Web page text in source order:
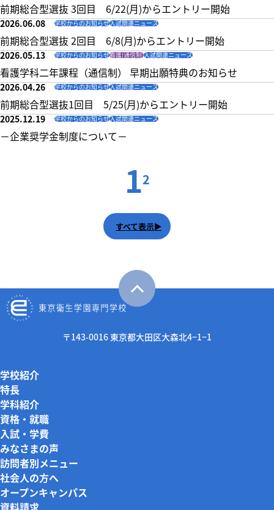
前期総合型選抜 3回目 6/22(月)からエントリー開始
2026.06.08 学校からのお知らせ入試関連ニュース
前期総合型選抜 2回目 6/8(月)からエントリー開始
2026.05.13 学校からのお知らせ看護[通信制]入試関連ニュース
看護学科二年課程（通信制） 早期出願特典のお知らせ
2026.04.26 学校からのお知らせ入試関連ニュース
前期総合型選抜1回目 5/25(月)からエントリー開始
2025.12.19 学校からのお知らせ入試関連ニュース
－企業奨学金制度について－
12
すべて表示
〒143-0016 東京都大田区大森北4−1−1
学校紹介
特長
学科紹介
資格・就職
入試・学費
みなさまの声
訪問者別メニュー
社会人の方へ
オープンキャンパス